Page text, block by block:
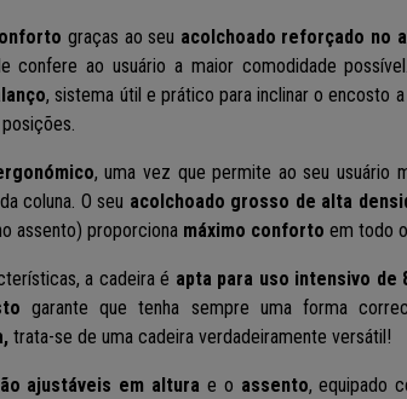
graças ao seu acolchoado reforçado no
confere ao usuário a maior comodidade
, sistema útil e prático para inclinar o encosto
, uma vez que permite ao seu usuário
coluna. O seu acolchoado grosso de alta
assento) proporciona máximo conforto em todo
a cadeira é apta para uso intensivo de
garante que tenha sempre uma forma
trata-se de uma cadeira verdadeiramente versátil!
ajustáveis em altura e o assento, equipado